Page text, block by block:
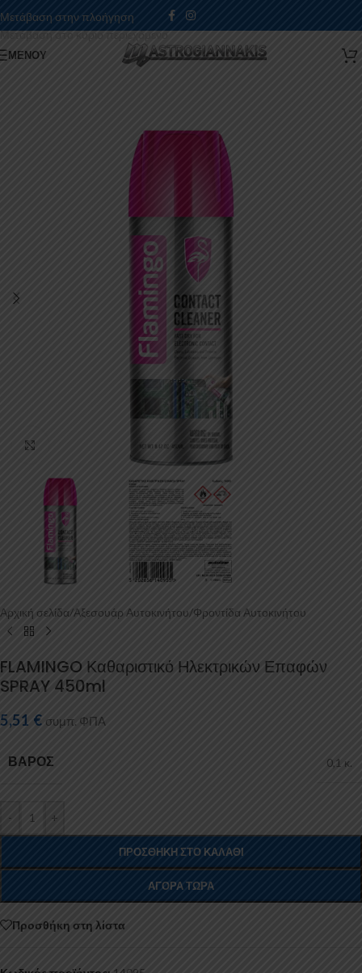
Μετάβαση στην πλοήγηση
Μετάβαση στο κύριο περιεχόμενο
ΜΕΝΟΎ
Κάντε κλικ για μεγέθυνση
Αρχική σελίδα/Αξεσουάρ Αυτοκινήτου/Φροντίδα Αυτοκινήτου
FLAMINGO Καθαριστικό Ηλεκτρικών Επαφών
SPRAY 450ml
5,51 € συμπ. ΦΠΑ
ΒΆΡΟΣ 0,1 κ.
- +
ΠΡΟΣΘΉΚΗ ΣΤΟ ΚΑΛΆΘΙ
ΑΓΟΡΆ ΤΏΡΑ
Προσθήκη στη λίστα